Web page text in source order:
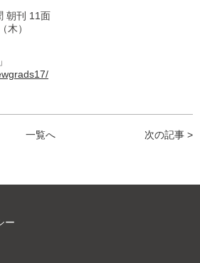
朝刊 11面
木）
一覧へ 次の記事 >
ー